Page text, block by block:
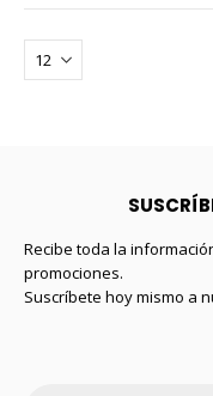
Recibe toda la
promociones.
Suscríbete hoy mismo a